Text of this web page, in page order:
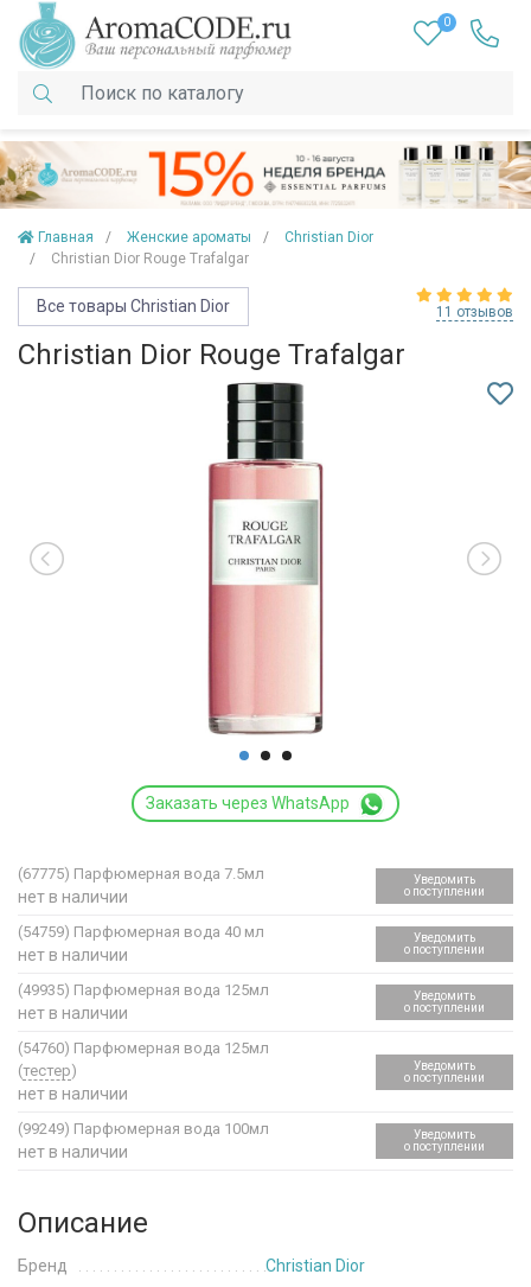
0
Главная Женские ароматы
Christian Dior
Christian Dior Rouge Trafalgar
Все товары Christian Dior 11 отзывов
Christian Dior Rouge Trafalgar
Заказать через WhatsApp
(67775) Парфюмерная вода 7.5мл
нет в наличии
Уведомить
о поступлении
(54759) Парфюмерная вода 40 мл
нет в наличии
Уведомить
о поступлении
(49935) Парфюмерная вода 125мл
нет в наличии
Уведомить
о поступлении
(54760) Парфюмерная вода 125мл
(тестер)
нет в наличии
Уведомить
о поступлении
(99249) Парфюмерная вода 100мл
нет в наличии
Уведомить
о поступлении
Описание
Бренд
Christian Dior